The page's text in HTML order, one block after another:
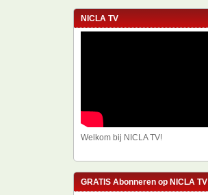
NICLA TV
Welkom bij NICLA TV!
GRATIS Abonneren op NICLA TV